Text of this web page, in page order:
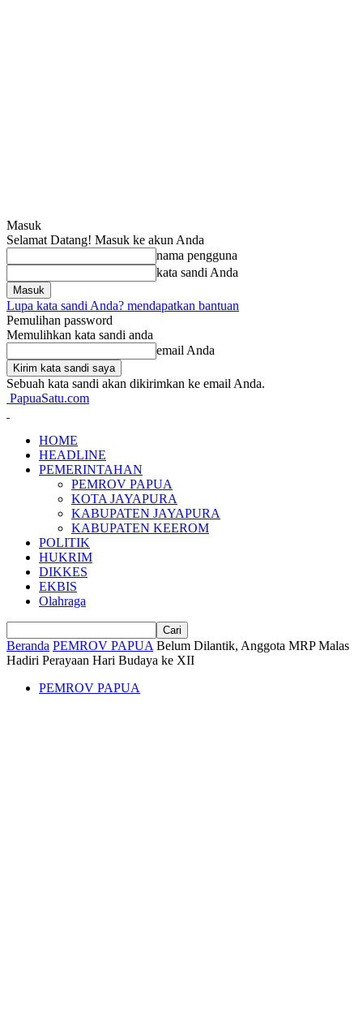
Masuk
Selamat Datang! Masuk ke akun Anda
nama pengguna
kata sandi Anda
Lupa kata sandi Anda? mendapatkan bantuan
Pemulihan password
Memulihkan kata sandi anda
email Anda
Sebuah kata sandi akan dikirimkan ke email Anda.
PapuaSatu.com
HOME
HEADLINE
PEMERINTAHAN
PEMROV PAPUA
KOTA JAYAPURA
KABUPATEN JAYAPURA
KABUPATEN KEEROM
POLITIK
HUKRIM
DIKKES
EKBIS
Olahraga
Beranda PEMROV PAPUA Belum Dilantik, Anggota MRP Malas
Hadiri Perayaan Hari Budaya ke XII
PEMROV PAPUA